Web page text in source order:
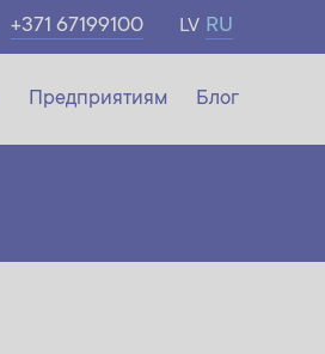
+371 67199100 RU
LV
Предприятиям Блог